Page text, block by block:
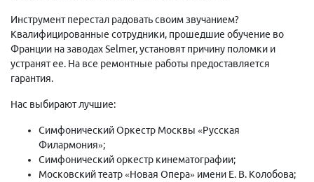
Инструмент перестал радовать своим звучанием?
Квалифицированные сотрудники, прошедшие обучение во
Франции на заводах Selmer, установят причину поломки и
устранят ее. На все ремонтные работы предоставляется
гарантия.
Нас выбирают лучшие:
Симфонический Оркестр Москвы «Русская
Филармония»;
Симфонический оркестр кинематографии;
Московский театр «Новая Опера» имени Е. В. Колобова;